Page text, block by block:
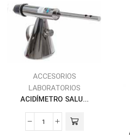
ACCESORIOS
LABORATORIOS
ACIDÍMETRO SALU...